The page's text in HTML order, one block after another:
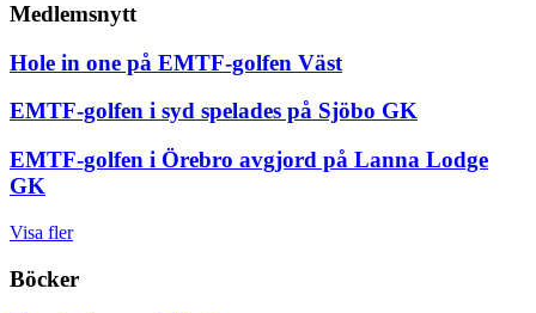
Medlemsnytt
Hole in one på EMTF-golfen Väst
EMTF-golfen i syd spelades på Sjöbo GK
EMTF-golfen i Örebro avgjord på Lanna Lodge
GK
Visa fler
Böcker